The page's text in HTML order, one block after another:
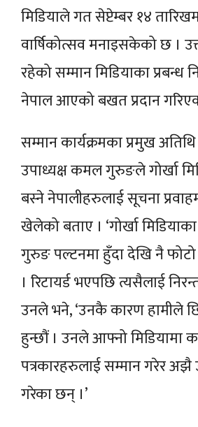
मिडियाले गत सेप्टेम्बर १४
वार्षिकोत्सव मनाइसकेको छ ।
रहेको सम्मान मिडियाका प्रबन्ध
नेपाल आएको बखत प्रदान
सम्मान कार्यक्रमका प्रमुख
उपाध्यक्ष कमल गुरुङले गोर्खा
बस्ने नेपालीहरुलाई सूचना
खेलेको बताए । ‘गोर्खा
गुरुङ पल्टनमा हुँदा देखि नै
। रिटायर्ड भएपछि त्यसैलाई
उनले भने, ‘उनकै कारण हामीले
हुन्छौं । उनले आफ्नो मिडियामा
पत्रकारहरुलाई सम्मान गरेर
गरेका छन् ।’